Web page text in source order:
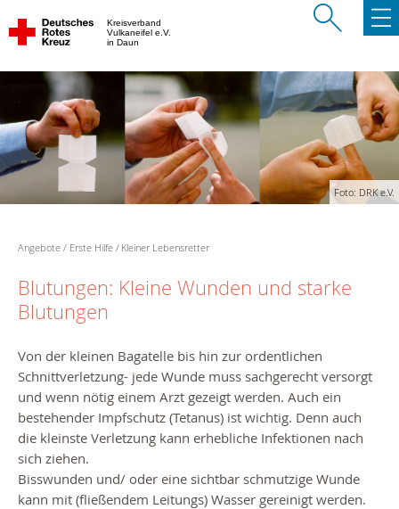
Kreisverband
Vulkaneifel e.V.
in Daun
Foto: DRK e.V.
Angebote Erste Hilfe Kleiner Lebensretter
Blutungen: Kleine Wunden und starke
Blutungen
Von der kleinen Bagatelle bis hin zur ordentlichen
Schnittverletzung- jede Wunde muss sachgerecht versorgt
und wenn nötig einem Arzt gezeigt werden. Auch ein
bestehender Impfschutz (Tetanus) ist wichtig. Denn auch
die kleinste Verletzung kann erhebliche Infektionen nach
sich ziehen.
Bisswunden und/ oder eine sichtbar schmutzige Wunde
kann mit (fließendem Leitungs) Wasser gereinigt werden.